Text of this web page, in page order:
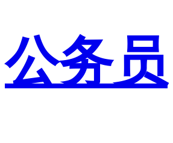
公务员